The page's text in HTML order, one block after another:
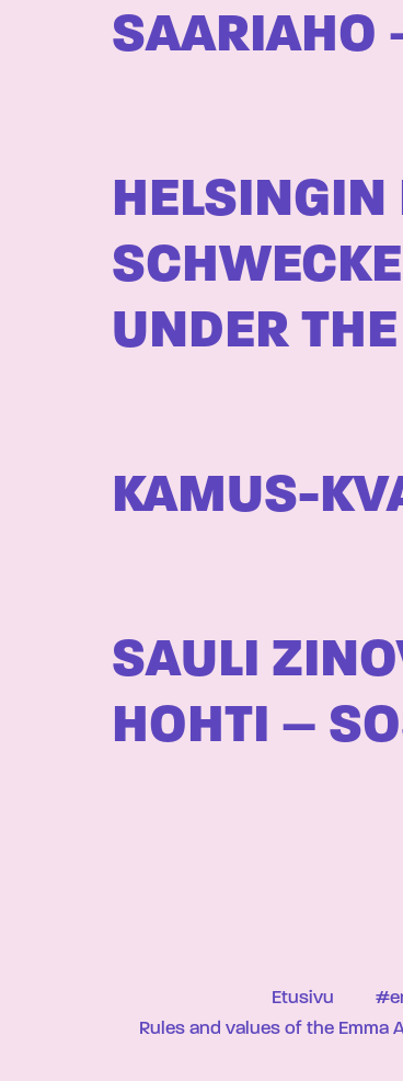
SAARIAHO
UNDER
KAMUS-
SAULI
HOHTI –
Etusivu
Rules and values of the Emma